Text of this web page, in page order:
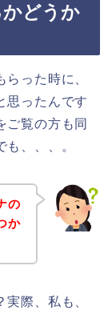
どうか
った時に、
思ったんです
ご覧の方も同
、、、。
の
か
際、私も、